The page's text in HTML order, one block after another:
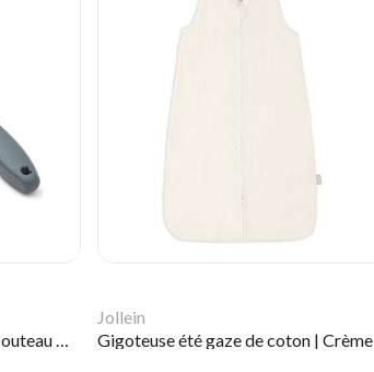
Jollein
Gigoteuse été gaze de coton | Crème